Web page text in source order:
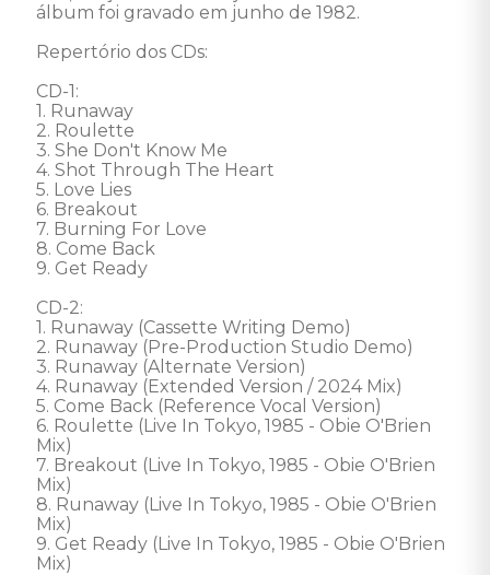
álbum foi gravado em junho de 1982.
Repertório dos CDs:
CD-1:
1. Runaway
2. Roulette
3. She Don't Know Me
4. Shot Through The Heart
5. Love Lies
6. Breakout
7. Burning For Love
8. Come Back
9. Get Ready
CD-2:
1. Runaway (Cassette Writing Demo)
2. Runaway (Pre-Production Studio Demo)
3. Runaway (Alternate Version)
4. Runaway (Extended Version / 2024 Mix)
5. Come Back (Reference Vocal Version)
6. Roulette (Live In Tokyo, 1985 - Obie O'Brien
Mix)
7. Breakout (Live In Tokyo, 1985 - Obie O'Brien
Mix)
8. Runaway (Live In Tokyo, 1985 - Obie O'Brien
Mix)
9. Get Ready (Live In Tokyo, 1985 - Obie O'Brien
Mix)